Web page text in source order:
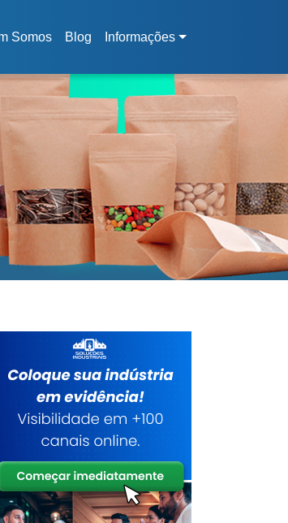
Somos Blog Informações